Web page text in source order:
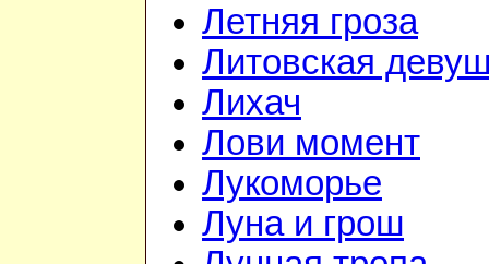
Летняя гроза
Литовская
Лихач
Лови момент
Лукоморье
Луна и грош